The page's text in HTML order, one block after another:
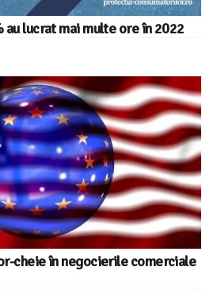
lucrat mai multe ore în 2022
cheie în negocierile comerciale